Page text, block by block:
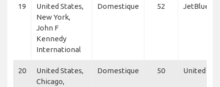
19
United States,
New York,
John F
Kennedy
International
Domestique 52 JetBlue
20
United States,
Chicago,
Domestique 50 United